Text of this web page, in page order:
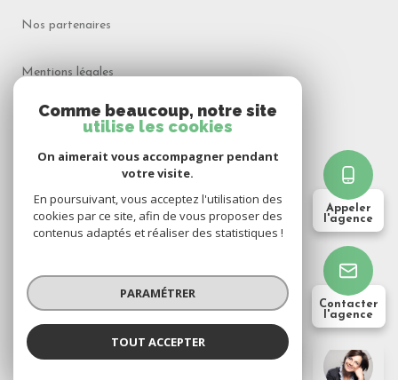
CIME Transactions
Appeler
l'agence
Contacter
l'agence
Nos partenaires
Mentions légales
Admin
Cookies
© 2026 | Tous droits réservés
Réalisé par
Comme beaucoup, notre site
utilise les cookies
On aimerait vous accompagner pendant
votre visite.
En poursuivant, vous acceptez l'utilisation des
cookies par ce site, afin de vous proposer des
contenus adaptés et réaliser des statistiques !
PARAMÉTRER
TOUT ACCEPTER